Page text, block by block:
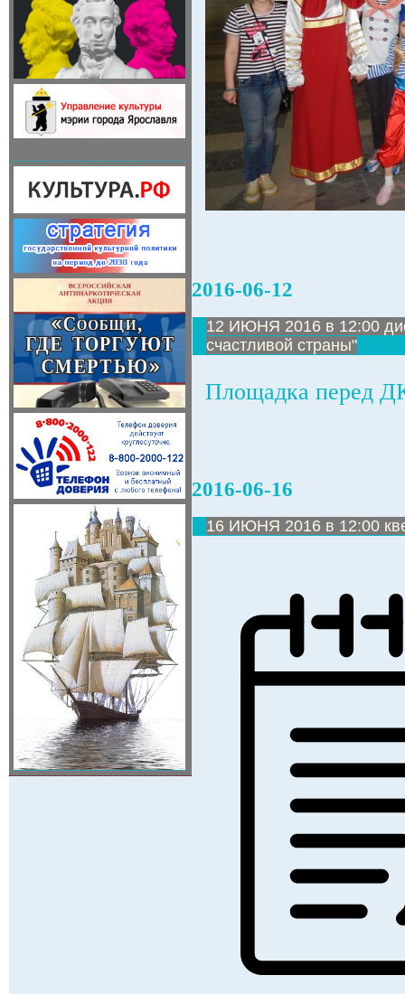
2016-06-12
12 ИЮНЯ 2016 в 12:00
счастливой страны"
Площадка перед
2016-06-16
16 ИЮНЯ 2016 в 12:00